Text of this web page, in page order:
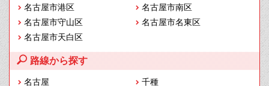
名古屋市港区
名古屋市南区
名古屋市守山区
名古屋市名東区
名古屋市天白区
路線から探す
名古屋
千種